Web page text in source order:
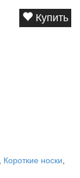
Купить
Короткие носки